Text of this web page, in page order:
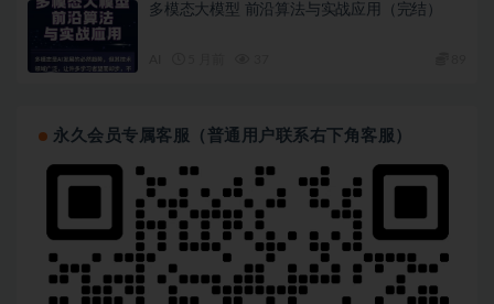
多模态大模型 前沿算法与实战应用（完结）
永久会员专属客服（普通用户联系右下角客服）